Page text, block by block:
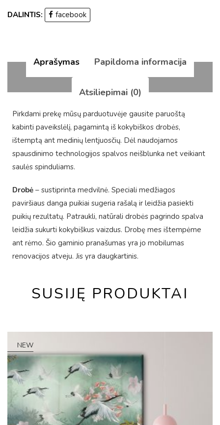
DALINTIS: facebook
Aprašymas Papildoma informacija
Atsiliepimai (0)
Pirkdami prekę mūsų parduotuvėje gausite paruoštą
kabinti paveikslėlį, pagamintą iš kokybiškos drobės,
ištemptą ant medinių lentjuosčių. Dėl naudojamos
spausdinimo technologijos spalvos neišblunka net veikiant
saulės spinduliams.
Drobė – sustiprinta medvilnė. Speciali medžiagos
paviršiaus danga puikiai sugeria rašalą ir leidžia pasiekti
puikių rezultatų. Patraukli, natūrali drobės pagrindo spalva
leidžia sukurti kokybiškus vaizdus. Drobę mes ištempėme
ant rėmo. Šio gaminio pranašumas yra jo mobilumas
renovacijos atveju. Jis yra daugkartinis.
SUSIJĘ PRODUKTAI